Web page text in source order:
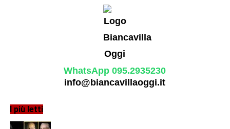
WhatsApp 095.2935230
info@biancavillaoggi.it
I più letti